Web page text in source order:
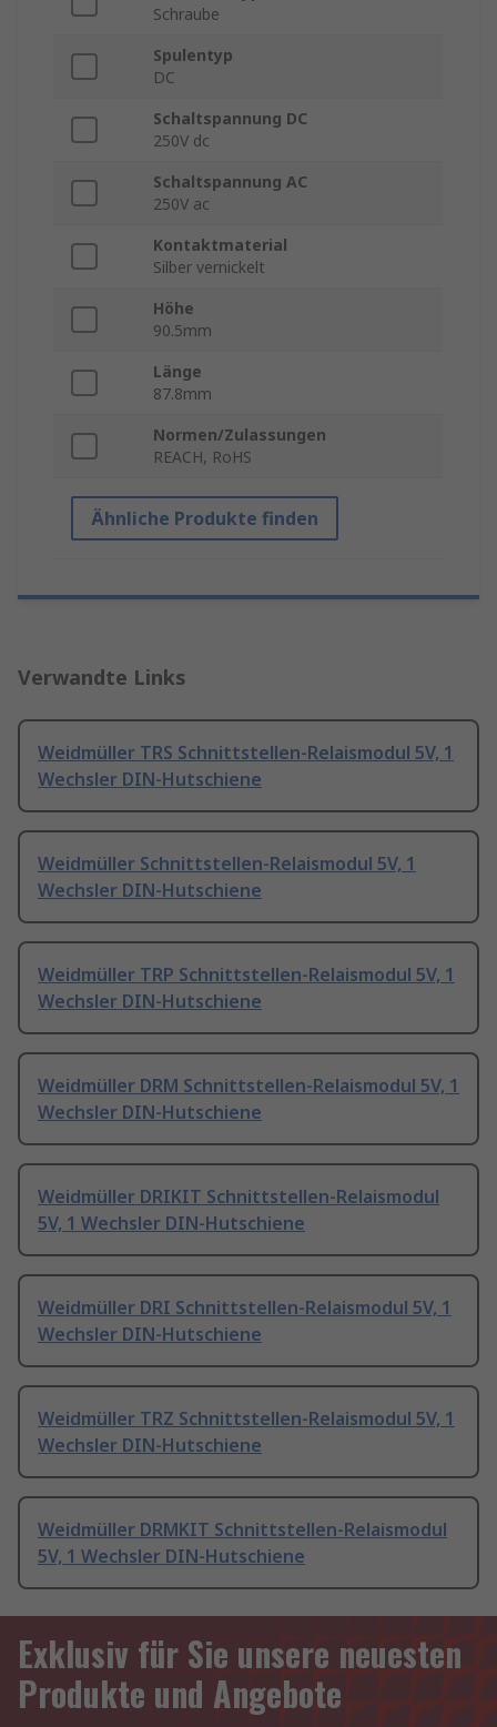
Schraube
Spulentyp
DC
Schaltspannung DC
250V dc
Schaltspannung AC
250V ac
Kontaktmaterial
Silber vernickelt
Höhe
90.5mm
Länge
87.8mm
Normen/Zulassungen
REACH, RoHS
Ähnliche Produkte finden
Verwandte Links
Weidmüller TRS Schnittstellen-Relaismodul 5V, 1
Wechsler DIN-Hutschiene
Weidmüller Schnittstellen-Relaismodul 5V, 1
Wechsler DIN-Hutschiene
Weidmüller TRP Schnittstellen-Relaismodul 5V, 1
Wechsler DIN-Hutschiene
Weidmüller DRM Schnittstellen-Relaismodul 5V, 1
Wechsler DIN-Hutschiene
Weidmüller DRIKIT Schnittstellen-Relaismodul
5V, 1 Wechsler DIN-Hutschiene
Weidmüller DRI Schnittstellen-Relaismodul 5V, 1
Wechsler DIN-Hutschiene
Weidmüller TRZ Schnittstellen-Relaismodul 5V, 1
Wechsler DIN-Hutschiene
Weidmüller DRMKIT Schnittstellen-Relaismodul
5V, 1 Wechsler DIN-Hutschiene
Exklusiv für Sie unsere neuesten
Produkte und Angebote